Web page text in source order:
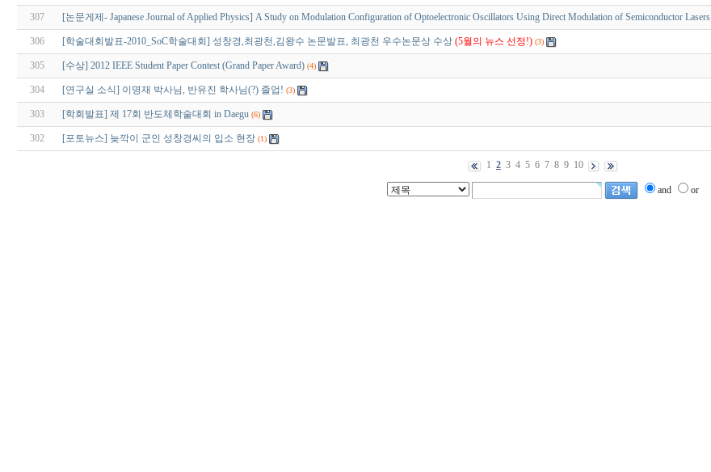
307 [논문게제- Japanese Journal of Applied Physics] A Study on Modulation Configuration of Optoelectronic Oscillators Using Direct Modulation of Semiconductor Lasers
306 [학술대회발표-2010_SoC학술대회] 성창경,최광천,김왕수 논문발표, 최광천 우수논문상 수상 (5월의 뉴스 선정!) (3)
305 [수상] 2012 IEEE Student Paper Contest (Grand Paper Award) (4)
304 [연구실 소식] 이명재 박사님, 반유진 학사님(?) 졸업! (3)
303 [학회발표] 제 17회 반도체학술대회 in Daegu (6)
302 [포토뉴스] 늦깍이 군인 성창경씨의 입소 현장 (1)
1 2 3 4 5 6 7 8 9 10
and or